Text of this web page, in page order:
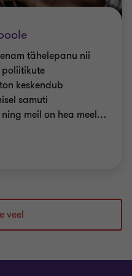
tähelepanu nii
keskendub
samuti
meil on hea meel…
veel